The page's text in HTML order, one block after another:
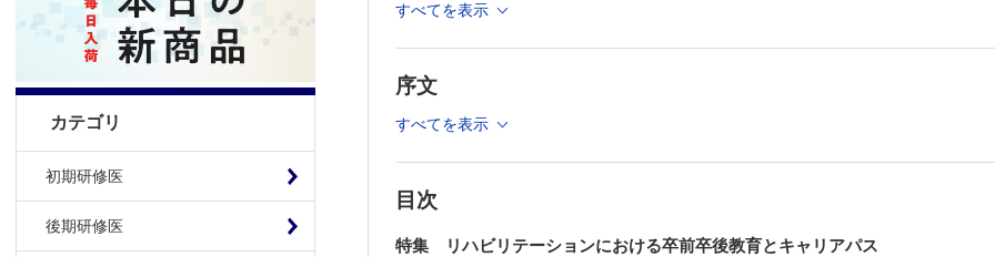
カテゴリ
初期研修医
後期研修医
※本製品はPCでの閲覧も可能です。
すべてを表示
序文
すべてを表示
目次
特集 リハビリテーションにおける卒前卒後教育とキャリアパス